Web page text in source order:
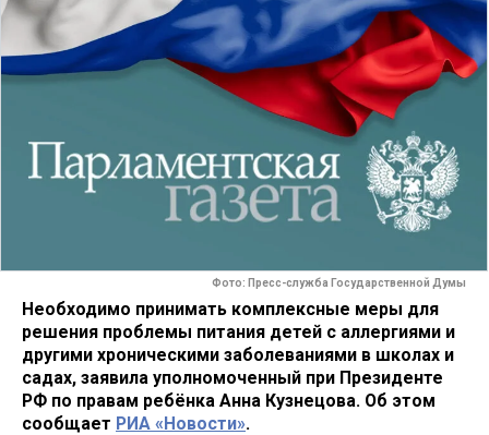
Фото: Пресс-служба Государственной Думы
Необходимо принимать комплексные меры для
решения проблемы питания детей с аллергиями и
другими хроническими заболеваниями в школах и
садах, заявила уполномоченный при Президенте
РФ по правам ребёнка Анна Кузнецова. Об этом
сообщает РИА «Новости».